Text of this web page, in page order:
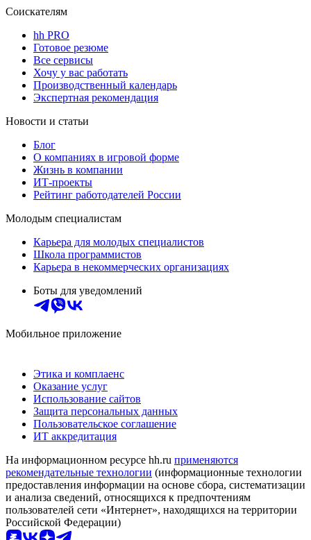
Соискателям
hh PRO
Готовое резюме
Все сервисы
Хочу у вас работать
Производственный календарь
Экспертная рекомендация
Новости и статьи
Блог
О компаниях в игровой форме
Жизнь в компании
ИТ-проекты
Рейтинг работодателей России
Молодым специалистам
Карьера для молодых специалистов
Школа программистов
Карьера в некоммерческих организациях
Боты для уведомлений
Мобильное приложение
Этика и комплаенс
Оказание услуг
Использование сайтов
Защита персональных данных
Пользовательское соглашение
ИТ аккредитация
На информационном ресурсе hh.ru применяются
рекомендательные технологии (информационные технологии
предоставления информации на основе сбора, систематизации
и анализа сведений, относящихся к предпочтениям
пользователей сети «Интернет», находящихся на территории
Российской Федерации)